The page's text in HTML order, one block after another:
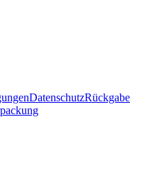
DatenschutzRückgabe